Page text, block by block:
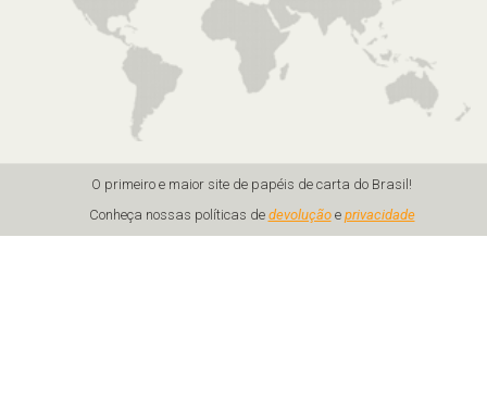
O primeiro e maior site de papéis de carta do Brasil!
Conheça nossas políticas de devoluçãoe privacidade